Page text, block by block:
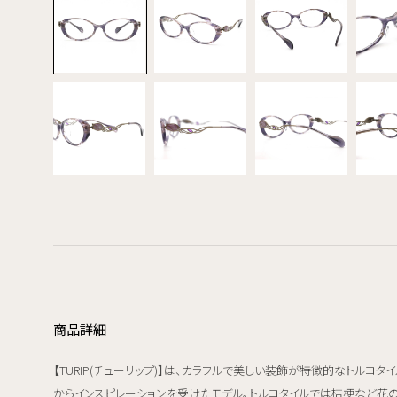
商品詳細
【TURIP(チューリップ)】は、カラフルで美しい装飾が特徴的なトルコタ
からインスピレーションを受けたモデル。トルコタイルでは桔梗など花